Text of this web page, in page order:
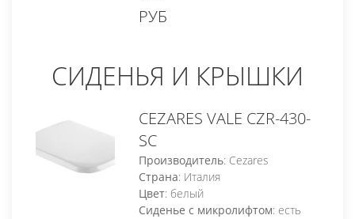
РУБ
СИДЕНЬЯ И КРЫШКИ
CEZARES VALE CZR-430-
SC
Производитель: Cezares
Страна: Италия
Цвет: белый
Сиденье с микролифтом: есть